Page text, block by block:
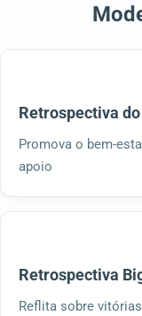
Retrospectiva
Promova o bem-
apoio
Retrospectiva
Reflita sobre